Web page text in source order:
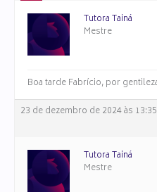
Tutora Tainá
Mestre
Boa tarde Fabrício, por
23 de dezembro de 2024 às 13:35
Tutora Tainá
Mestre